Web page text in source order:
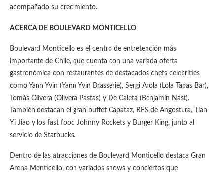
acompañado su crecimiento.
ACERCA DE BOULEVARD MONTICELLO
Boulevard Monticello es el centro de entretención más
importante de Chile, que cuenta con una variada oferta
gastronómica con restaurantes de destacados chefs celebrities
como Yann Yvin (Yann Yvin Brasserie), Sergi Arola (Lola Tapas Bar),
Tomás Olivera (Olivera Pastas) y De Caleta (Benjamín Nast).
También destacan el gran buffet Capataz, RES de Angostura, Tian
Yi Jiao y los fast food Johnny Rockets y Burger King, junto al
servicio de Starbucks.
Dentro de las atracciones de Boulevard Monticello destaca Gran
Arena Monticello, con variados shows y conciertos que